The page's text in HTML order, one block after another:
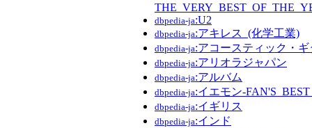
dbpedia-ja:U2
dbpedia-ja:アキレス_(化学工業)
dbpedia-ja:アコースティック・ギ
dbpedia-ja:アリオラジャパン
dbpedia-ja:アルバム
dbpedia-ja:イエモン-
dbpedia-ja:イギリス
dbpedia-ja:インド